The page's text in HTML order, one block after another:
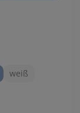
weiß